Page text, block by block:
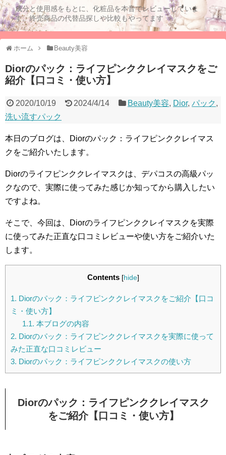
成分と使用感をもとに、化粧品を本音でレビューしていま
す。終売商品の代替品探しや比較もやってます
ホーム Beauty美容
Diorのパック：ライフピンククレイマスクをご
紹介【口コミ・使い方】
2020/10/19 2024/4/14 Beauty美容, Dior,パック ,
洗い流すパック
本日のブログは、Diorのパック：ライフピンククレイマス
クをご紹介いたします。
Diorのライフピンククレイマスクは、デパコスの高級パッ
クなので、実際に使ってみた感じか知ってから購入したい
ですよね。
そこで、今回は、Diorのライフピンククレイマスクを実際
に使ってみた正直な口コミレビューや使い方をご紹介いた
します。
Contents [hide]
1. Diorのパック：ライフピンククレイマスクをご紹介【口コ
ミ・使い方】
1.1. 本ブログの内容
2. Diorのパック：ライフピンククレイマスクを実際に使って
みた正直な口コミレビュー
3. Diorのパック：ライフピンククレイマスクの使い方
Diorのパック：ライフピンククレイマスク
をご紹介【口コミ・使い方】